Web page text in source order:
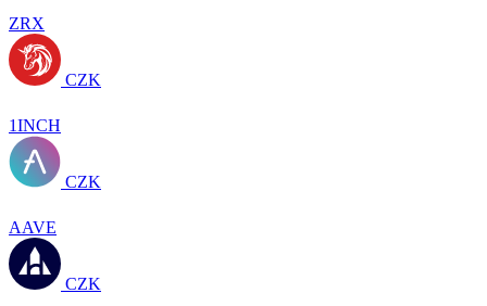
ZRX
CZK
1INCH
CZK
AAVE
CZK